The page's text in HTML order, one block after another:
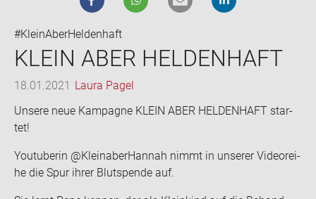
#KleinAberHeldenhaft
KLEIN ABER HEL­DEN­HAFT
18.01.2021 Laura Pagel
Un­se­re neue Kam­pa­gne KLEIN ABER HEL­DEN­HAFT star­
tet!
You­tube­rin @Kleinaber­Han­nah nimmt in un­se­rer Vi­de­orei­
he die Spur ihrer Blut­spen­de auf.